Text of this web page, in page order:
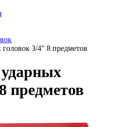
3/4" 8 предметов
предметов